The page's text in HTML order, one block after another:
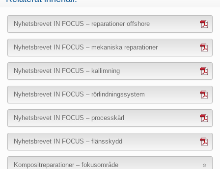
Nyhetsbrevet IN FOCUS – reparationer offshore
Nyhetsbrevet IN FOCUS – mekaniska reparationer
Nyhetsbrevet IN FOCUS – kallimning
Nyhetsbrevet IN FOCUS – rörlindningssystem
Nyhetsbrevet IN FOCUS – processkärl
Nyhetsbrevet IN FOCUS – flänsskydd
Kompositreparationer – fokusområde